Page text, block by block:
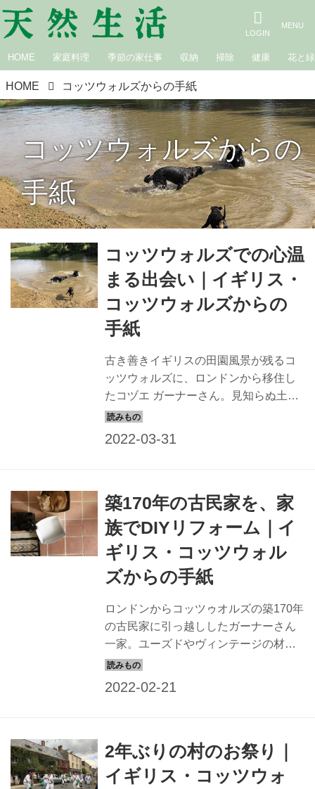
HOME 家庭料理 季節の家仕事 収納 掃除 健康 花と緑
HOME コッツウォルズからの手紙
コッツウォルズからの
手紙
コッツウォルズでの心温
まる出会い｜イギリス・
コッツウォルズからの
手紙
古き善きイギリスの田園風景が残るコ
ッツウォルズに、ロンドンから移住し
たコヅエ ガーナーさん。見知らぬ土地
への移住は何かと不安が募るものです
築170年の古民家を、家
族でDIYリフォーム｜イ
ギリス・コッツウォル
ズからの手紙
ロンドンからコッツゥオルズの築170年
の古民家に引っ越ししたガーナーさん
一家。ユーズドやヴィンテージの材料
を使って、そこに暮らしながら、家族
2年ぶりの村のお祭り｜
イギリス・コッツウォ